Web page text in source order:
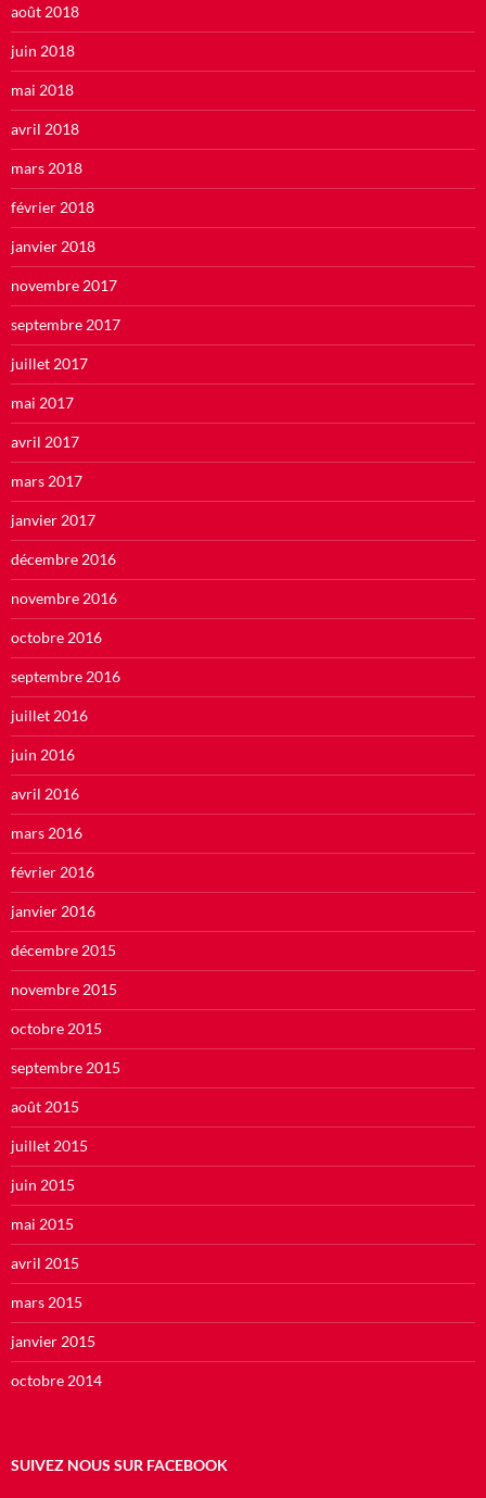
août 2018
juin 2018
mai 2018
avril 2018
mars 2018
février 2018
janvier 2018
novembre 2017
septembre 2017
juillet 2017
mai 2017
avril 2017
mars 2017
janvier 2017
décembre 2016
novembre 2016
octobre 2016
septembre 2016
juillet 2016
juin 2016
avril 2016
mars 2016
février 2016
janvier 2016
décembre 2015
novembre 2015
octobre 2015
septembre 2015
août 2015
juillet 2015
juin 2015
mai 2015
avril 2015
mars 2015
janvier 2015
octobre 2014
SUIVEZ NOUS SUR FACEBOOK